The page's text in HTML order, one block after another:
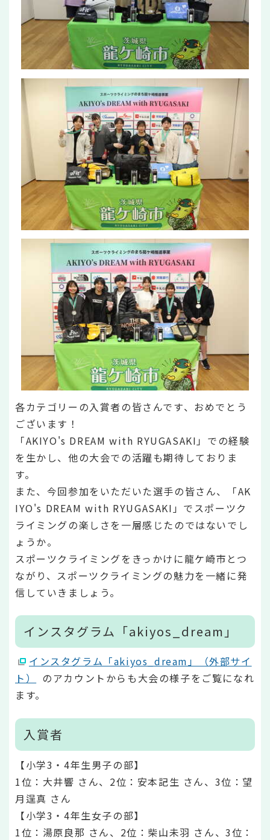
各カテゴリーの入賞者の皆さんです、おめでとう
ございます！
「AKIYO's DREAM with RYUGASAKI」での経験
を生かし、他の大会での活躍も期待しておりま
す。
また、今回参加をいただいた選手の皆さん、「AK
IYO's DREAM with RYUGASAKI」でスポーツク
ライミングの楽しさを一層感じたのではないでし
ょうか。
スポーツクライミングをきっかけに龍ケ崎市とつ
ながり、スポーツクライミングの魅力を一緒に発
信していきましょう。
インスタグラム「akiyos_dream」
インスタグラム「akiyos_dream」（外部サイ
ト）
のアカウントからも大会の様子をご覧になれ
ます。
入賞者
【小学3・4年生男子の部】
1位：大井響 さん、2位：安本記生 さん、3位：望
月逞真 さん
【小学3・4年生女子の部】
1位：湯原良那 さん、2位：柴山未羽 さん、3位：